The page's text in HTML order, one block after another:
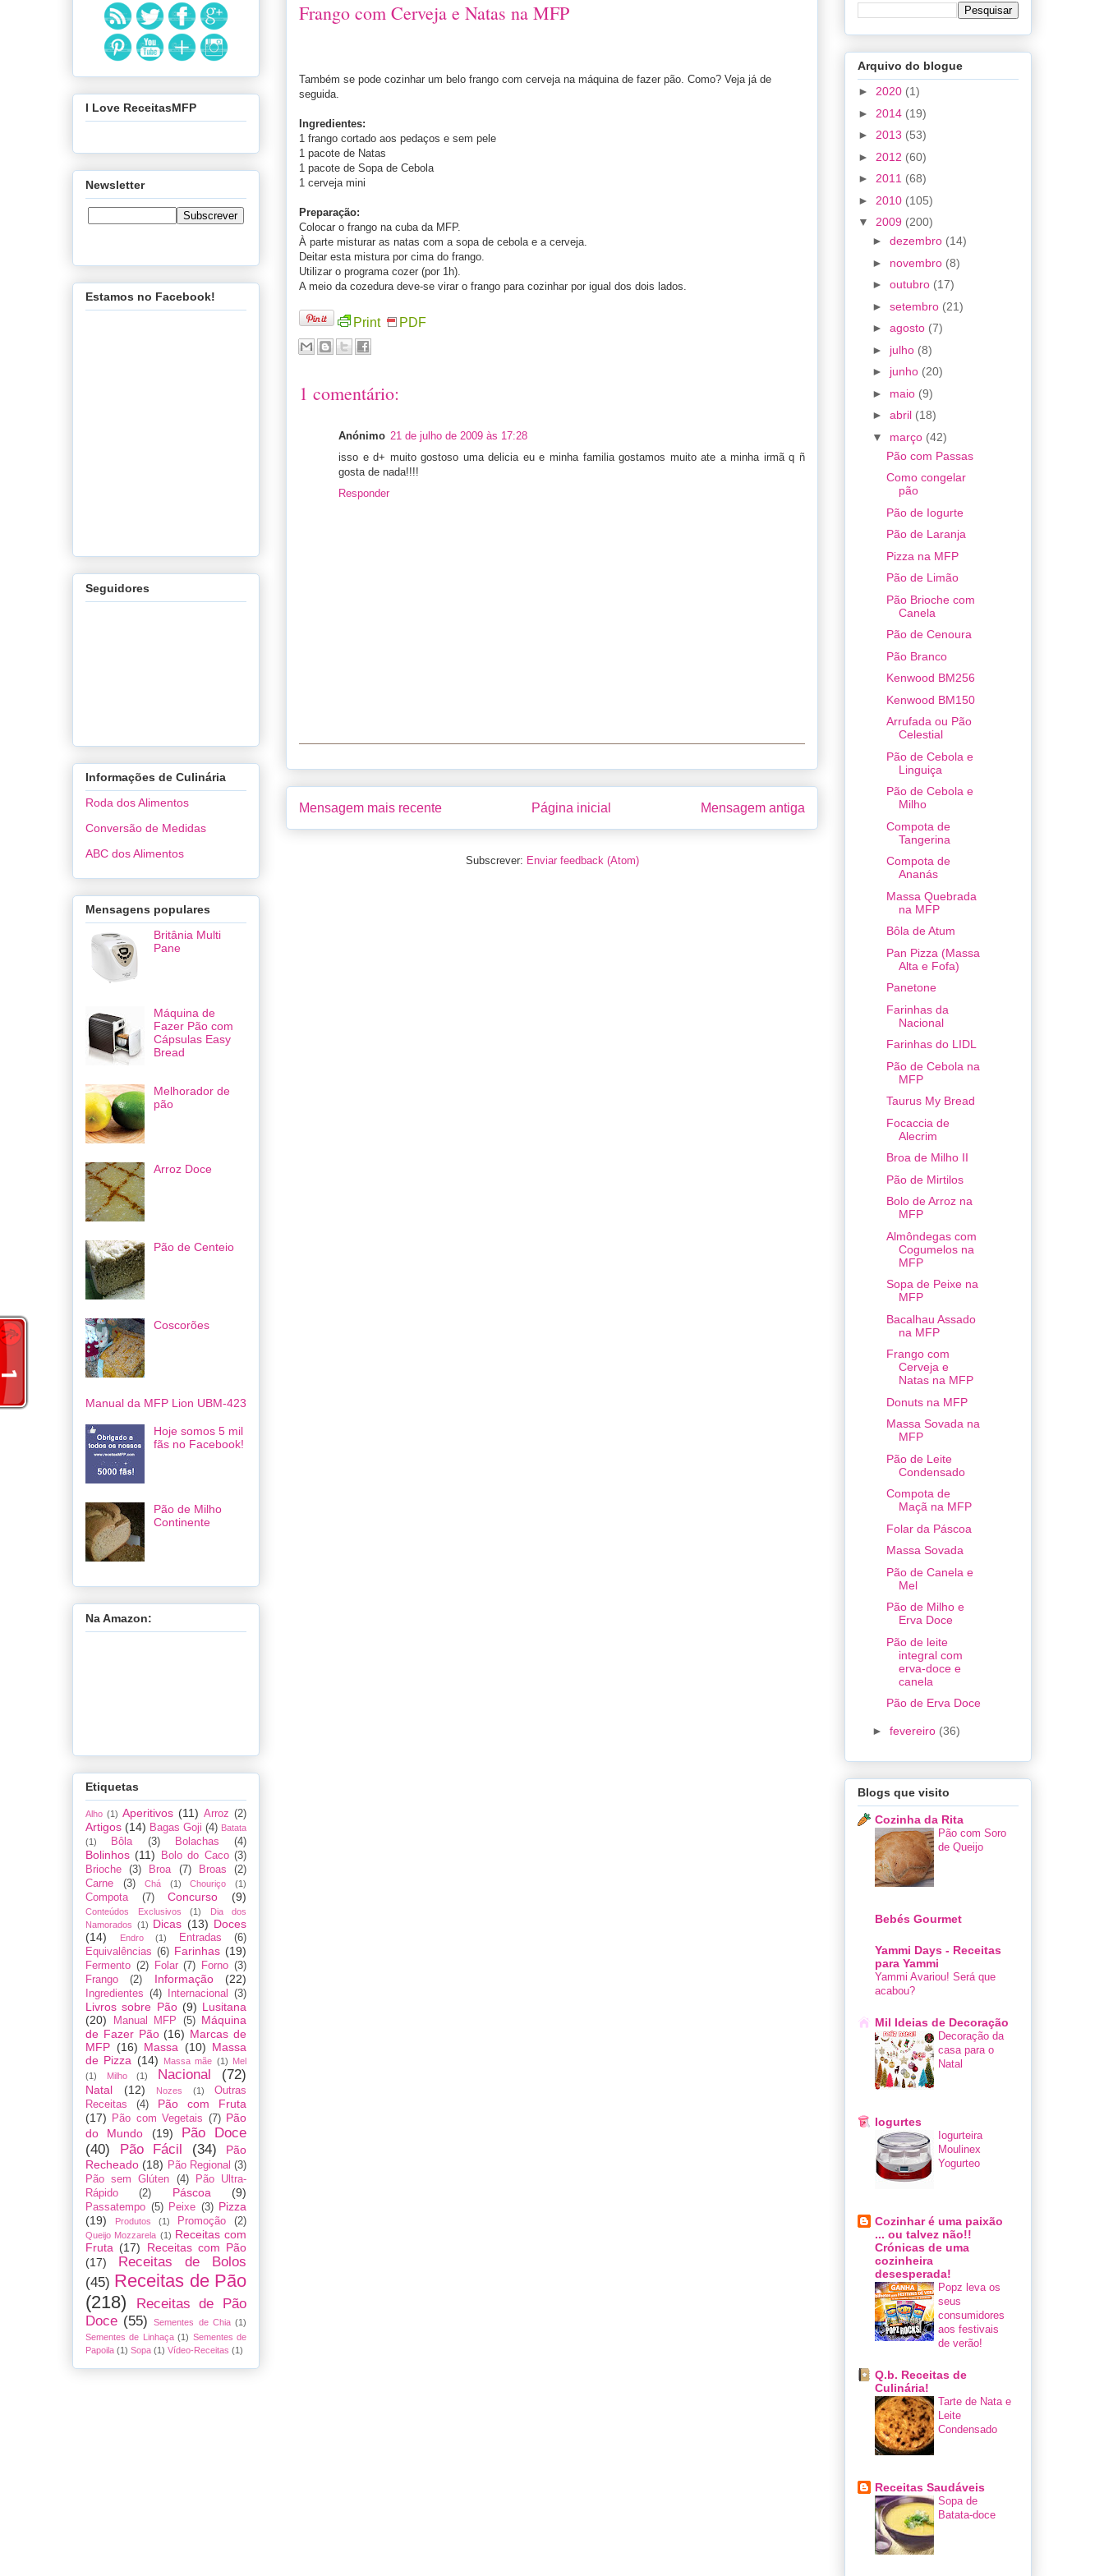
Frango com Cerveja e Natas na MFP
Também se pode cozinhar um belo frango com cerveja na máquina de fazer pão. Como? Veja já de
seguida.
Ingredientes:
1 frango cortado aos pedaços e sem pele
1 pacote de Natas
1 pacote de Sopa de Cebola
1 cerveja mini
Preparação:
Colocar o frango na cuba da MFP.
À parte misturar as natas com a sopa de cebola e a cerveja.
Deitar esta mistura por cima do frango.
Utilizar o programa cozer (por 1h).
A meio da cozedura deve-se virar o frango para cozinhar por igual dos dois lados.
Print PDF
1 comentário:
Anónimo 21 de julho de 2009 às 17:28
isso e d+ muito gostoso uma delicia eu e minha familia gostamos muito ate a minha irmã q ñ
gosta de nada!!!!
Responder
Mensagem mais recente Mensagem antiga
Página inicial
Subscrever: Enviar feedback (Atom)
I Love ReceitasMFP
Newsletter
Estamos no Facebook!
Seguidores
Informações de Culinária
Roda dos Alimentos
Conversão de Medidas
ABC dos Alimentos
Mensagens populares
Britânia Multi
Pane
Máquina de
Fazer Pão com
Cápsulas Easy
Bread
Melhorador de
pão
Arroz Doce
Pão de Centeio
Coscorões
Manual da MFP Lion UBM-423
Hoje somos 5 mil
fãs no Facebook!
Pão de Milho
Continente
Na Amazon:
Etiquetas
Alho (1) Aperitivos (11) Arroz (2)
Artigos (14) Bagas Goji (4) Batata
(1)
Bôla (3) Bolachas (4)
Bolinhos (11) Bolo do Caco (3)
Brioche
(3) Broa (7) Broas
(2)
Carne
(3) Chá (1) Chouriço (1)
Compota (7) Concurso (9)
Conteúdos Exclusivos (1)
Dia dos
Namorados (1) Dicas (13) Doces
(14)
Endro (1) Entradas
(6)
Equivalências (6) Farinhas (19)
Fermento (2) Folar (7) Forno (3)
Frango
(2) Informação (22)
Ingredientes (4) Internacional (3)
Livros sobre Pão (9) Lusitana
(20)
Manual MFP (5)
Máquina
de Fazer Pão (16) Marcas de
MFP (16) Massa (10) Massa
de Pizza (14) Massa mãe (1) Mel
(1)
Milho (1) Nacional (72)
Natal (12) Nozes (1)
Outras
Receitas
(4)
Pão com Fruta
(17)
Pão com Vegetais (7) Pão
do Mundo
(19)
Pão Doce
(40)
Pão Fácil (34)
Pão
Recheado (18) Pão Regional (3)
Pão sem Glúten
(4)
Pão Ultra-
Rápido
(2) Páscoa (9)
Passatempo (5) Peixe (3) Pizza
(19)
Produtos (1) Promoção (2)
Queijo Mozzarela (1) Receitas com
Fruta (17)
Receitas com Pão
(17)
Receitas de Bolos
(45) Receitas de Pão
(218)
Receitas de Pão
Doce (55) Sementes de Chia (1)
Sementes de Linhaça (1) Sementes de
Papoila (1) Sopa (1) Vídeo-Receitas (1)
Arquivo do blogue
► 2020 (1)
► 2014 (19)
► 2013 (53)
► 2012 (60)
► 2011 (68)
► 2010 (105)
▼ 2009 (200)
► dezembro (14)
► novembro (8)
► outubro (17)
► setembro (21)
► agosto (7)
► julho (8)
► junho (20)
► maio (9)
► abril (18)
▼ março (42)
Pão com Passas
Como congelar
pão
Pão de Iogurte
Pão de Laranja
Pizza na MFP
Pão de Limão
Pão Brioche com
Canela
Pão de Cenoura
Pão Branco
Kenwood BM256
Kenwood BM150
Arrufada ou Pão
Celestial
Pão de Cebola e
Linguiça
Pão de Cebola e
Milho
Compota de
Tangerina
Compota de
Ananás
Massa Quebrada
na MFP
Bôla de Atum
Pan Pizza (Massa
Alta e Fofa)
Panetone
Farinhas da
Nacional
Farinhas do LIDL
Pão de Cebola na
MFP
Taurus My Bread
Focaccia de
Alecrim
Broa de Milho II
Pão de Mirtilos
Bolo de Arroz na
MFP
Almôndegas com
Cogumelos na
MFP
Sopa de Peixe na
MFP
Bacalhau Assado
na MFP
Frango com
Cerveja e
Natas na MFP
Donuts na MFP
Massa Sovada na
MFP
Pão de Leite
Condensado
Compota de
Maçã na MFP
Folar da Páscoa
Massa Sovada
Pão de Canela e
Mel
Pão de Milho e
Erva Doce
Pão de leite
integral com
erva-doce e
canela
Pão de Erva Doce
► fevereiro (36)
Blogs que visito
Cozinha da Rita
Pão com Soro
de Queijo
Bebés Gourmet
Yammi Days - Receitas
para Yammi
Yammi Avariou! Será que
acabou?
Mil Ideias de Decoração
Decoração da
casa para o
Natal
Iogurtes
Iogurteira
Moulinex
Yogurteo
Cozinhar é uma paixão
... ou talvez não!!
Crónicas de uma
cozinheira
desesperada!
Popz leva os
seus
consumidores
aos festivais
de verão!
Q.b. Receitas de
Culinária!
Tarte de Nata e
Leite
Condensado
Receitas Saudáveis
Sopa de
Batata-doce